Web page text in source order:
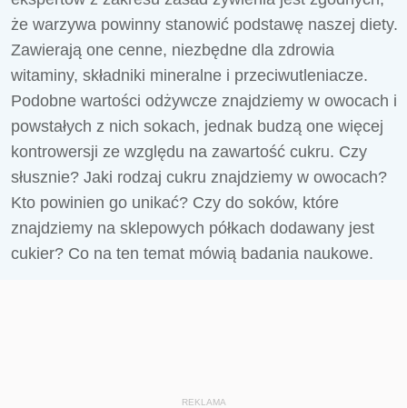
że warzywa powinny stanowić podstawę naszej diety.
Zawierają one cenne, niezbędne dla zdrowia
witaminy, składniki mineralne i przeciwutleniacze.
Podobne wartości odżywcze znajdziemy w owocach i
powstałych z nich sokach, jednak budzą one więcej
kontrowersji ze względu na zawartość cukru. Czy
słusznie? Jaki rodzaj cukru znajdziemy w owocach?
Kto powinien go unikać? Czy do soków, które
znajdziemy na sklepowych półkach dodawany jest
cukier? Co na ten temat mówią badania naukowe.
REKLAMA